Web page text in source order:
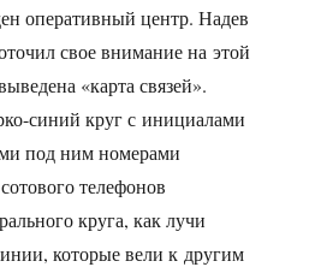
оперативный центр. Надев
свое внимание на этой
«карта связей».
синий круг с инициалами
под ним номерами
телефонов
круга, как лучи
которые вели к другим